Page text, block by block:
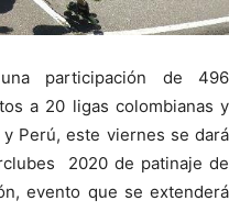
participación de 496
a 20 ligas colombianas y
Perú, este viernes se dará
2020 de patinaje de
evento que se extenderá